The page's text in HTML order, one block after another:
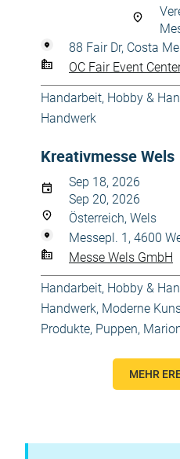
88 Fair Dr, Costa
OC Fair Event
Handarbeit, Hobby &
Handwerk
Kreativmesse Wels
Sep 18, 2026
Sep 20, 2026
Österreich, Wels
Messepl. 1, 4600
Messe Wels GmbH
Handarbeit, Hobby &
Handwerk, Moderne
Produkte, Puppen,
MEHR